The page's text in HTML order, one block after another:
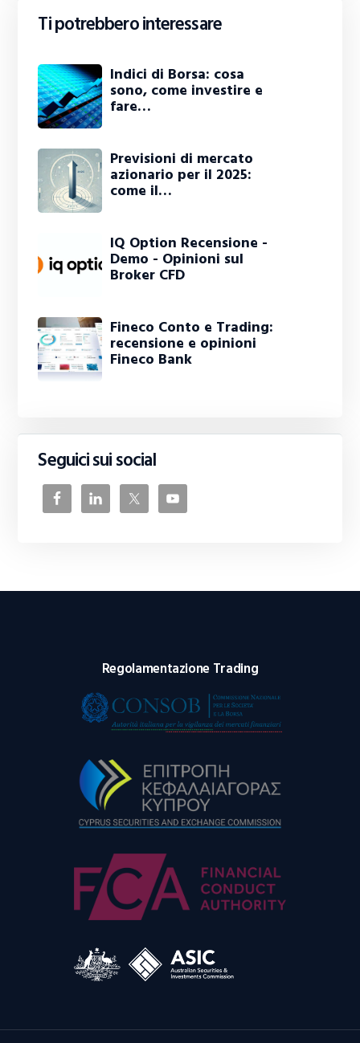
Ti potrebbero interessare
Indici di Borsa: cosa
sono, come investire e
fare…
Previsioni di mercato
azionario per il 2025:
come il…
IQ Option Recensione -
Demo - Opinioni sul
Broker CFD
Fineco Conto e Trading:
recensione e opinioni
Fineco Bank
Seguici sui social
Regolamentazione Trading